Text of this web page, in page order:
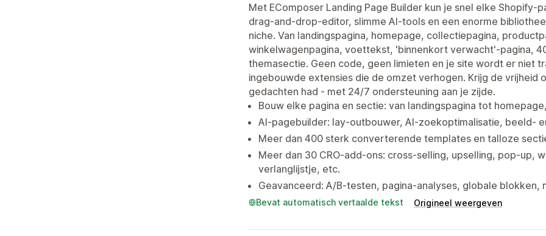
Met EComposer Landing Page Builder kun je snel elke
drag-and-drop-editor, slimme AI-tools en een enorme
niche. Van landingspagina, homepage, collectiepagina,
winkelwagenpagina, voettekst, 'binnenkort verwacht'-pagina,
themasectie. Geen code, geen limieten en je site wordt er niet
ingebouwde extensies die de omzet verhogen. Krijg de vrijheid
gedachten had - met 24/7 ondersteuning aan je zijde.
Bouw elke pagina en sectie: van landingspagina tot
AI-pagebuilder: lay-outbouwer, AI-zoekoptimalisatie, beeld-
Meer dan 400 sterk converterende templates en talloze
Meer dan 30 CRO-add-ons: cross-selling, upselling, pop-up,
verlanglijstje, etc.
Geavanceerd: A/B-testen, pagina-analyses, globale
Bevat automatisch vertaalde tekst Origineel weergeven